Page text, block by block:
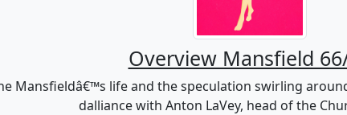
Overview Mansfield
Mansfieldâ€™s life and the speculation swirling
dalliance with Anton LaVey, head of the